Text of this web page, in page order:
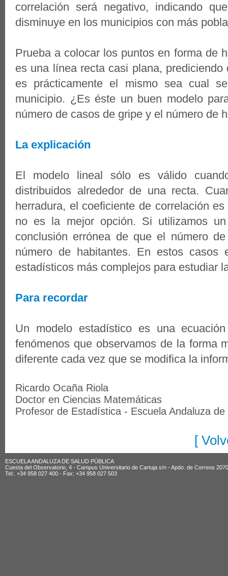
correlación será negativo, indicando
disminuye en los municipios con más
Prueba a colocar los puntos en forma de
es una línea recta casi plana,
es prácticamente el mismo sea cual
municipio. ¿Es éste un buen modelo
número de casos de gripe y el número de
La explicación
El modelo lineal sólo es válido
distribuidos alrededor de una recta.
herradura, el coeficiente de correlación
no es la mejor opción. Si utilizamos
conclusión errónea de que el número
número de habitantes. En estos casos
estadísticos más complejos para estudiar
Para recordar
Un modelo estadístico es una
fenómenos que observamos de la forma
diferente cada vez que se modifica la
Ricardo Ocaña Riola
Doctor en Ciencias Matemáticas
Profesor de Estadística - Escuela Andaluza de
[
ESCUELA ANDALUZA DE SALUD PÚBLICA
Cuesta del Observatorio, 4 - Campus Universitario de Cartuja s/n - Apdo. de Correos
Tel:. +34 958 027 400 - Fax: +34 958 027 503